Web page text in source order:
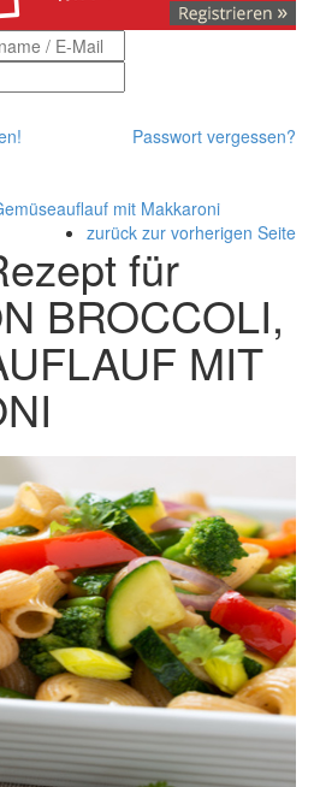
Passwort vergessen?
mit Makkaroni
zurück zur vorherigen Seite
für
BROCCOLI,
MIT